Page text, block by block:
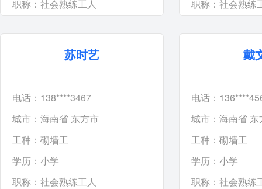
职称： 社会熟练工人
职称： 社会熟练
苏时艺
电话：138****3467
城市：海南省 东方市
工种： 砌墙工
学历： 小学
职称： 社会熟练工人
戴
电话：
城市：海南省 东
工种： 砌墙工
学历： 小学
职称： 社会熟练